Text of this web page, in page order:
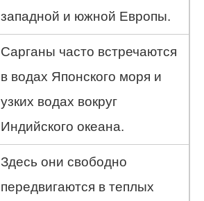
западной и южной Европы.
Сарганы часто встречаются
в водах Японского моря и
узких водах вокруг
Индийского океана.
Здесь они свободно
передвигаются в теплых